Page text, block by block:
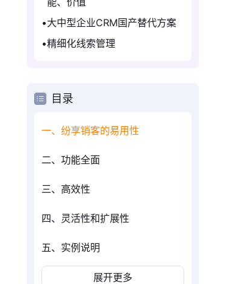
大中型企业CRM国产替代方案
精细化线索管理
目录
一、纷享销客的易用性
二、功能全面
三、高效性
四、灵活性和扩展性
五、实例说明
展开更多